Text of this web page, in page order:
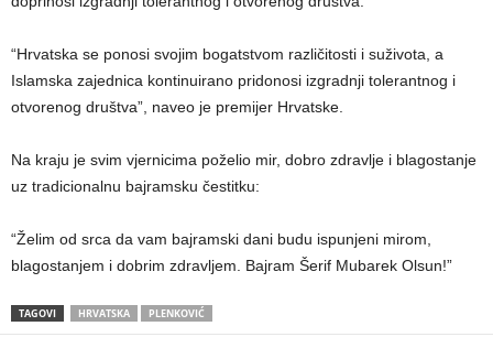
“Hrvatska se ponosi svojim bogatstvom različitosti i suživota, a
Islamska zajednica kontinuirano pridonosi izgradnji tolerantnog i
otvorenog društva”, naveo je premijer Hrvatske.
Na kraju je svim vjernicima poželio mir, dobro zdravlje i blagostanje
uz tradicionalnu bajramsku čestitku:
“Želim od srca da vam bajramski dani budu ispunjeni mirom,
blagostanjem i dobrim zdravljem. Bajram Šerif Mubarek Olsun!”
TAGOVI HRVATSKA PLENKOVIĆ